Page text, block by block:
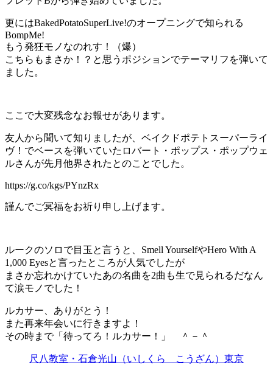
更にはBakedPotatoSuperLive!のオープニングで知られる
BompMe!
もう発狂モノなのれす！（爆）
こちらもまさか！？と思うポジションでテーマリフを弾いて
ました。
ここで大変残念なお報せがあります。
友人から聞いて知りましたが、ベイクドポテトスーパーライ
ヴ！でベースを弾いていたロバート・ポップス・ポップウェ
ルさんが先月他界されたとのことでした。
https://g.co/kgs/PYnzRx
謹んでご冥福をお祈り申し上げます。
ルークのソロで目玉と言うと、Smell YourselfやHero With A
1,000 Eyesと言ったところが人気でしたが
まさか忘れかけていたあの名曲を2曲も生で見られるだなん
て涙モノでした！
ルカサー、ありがとう！
また再来年会いに行きますよ！
その時まで「待ってろ！ルカサー！」 ＾－＾
尺八教室・石倉光山（いしくら こうざん）東京